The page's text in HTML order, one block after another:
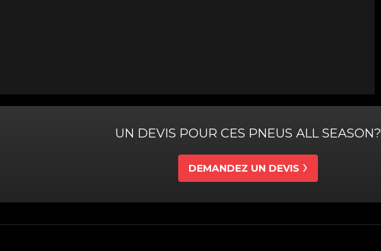
UN DEVIS POUR CES PNEUS ALL SEASON?
DEMANDEZ UN DEVIS